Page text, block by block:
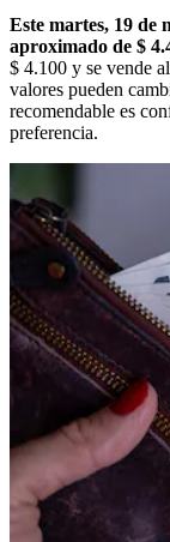
Este martes, 19 de
aproximado de $
$ 4.100 y se vende
valores pueden
recomendable es
preferencia.